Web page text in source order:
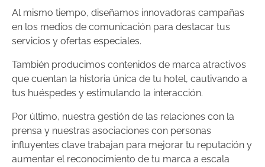
Al mismo tiempo, diseñamos innovadoras campañas
en los medios de comunicación para destacar tus
servicios y ofertas especiales.
También producimos contenidos de marca atractivos
que cuentan la historia única de tu hotel, cautivando a
tus huéspedes y estimulando la interacción.
Por último, nuestra gestión de las relaciones con la
prensa y nuestras asociaciones con personas
influyentes clave trabajan para mejorar tu reputación y
aumentar el reconocimiento de tu marca a escala